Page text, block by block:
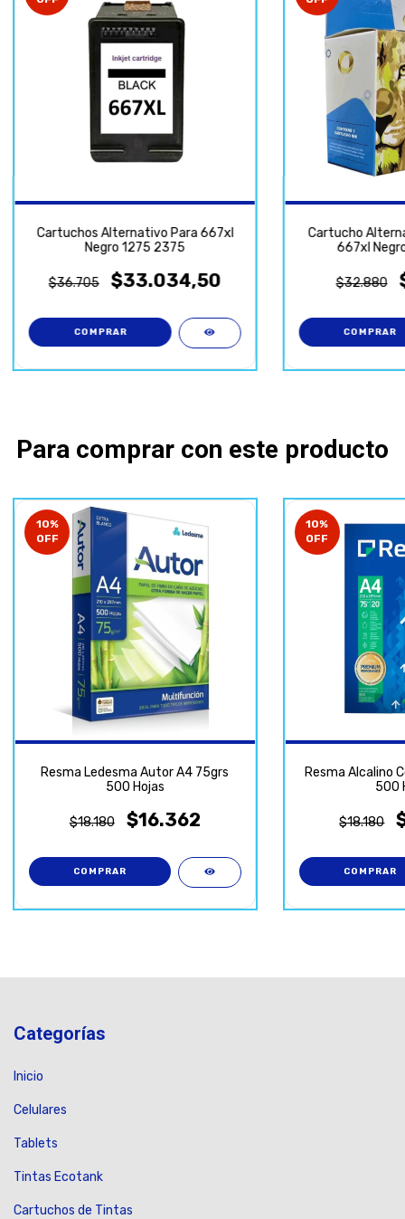
Cartuchos Alternativo Para 667xl
Negro 1275 2375
$36.705 $33.034,50
Cartucho
667xl
$32.880
Para comprar con este producto
10%
OFF
Resma Ledesma Autor A4 75grs
500 Hojas
$18.180 $16.362
10%
OFF
Resma Alcalino
500
$18.180
Categorías
Inicio
Celulares
Tablets
Tintas Ecotank
Cartuchos de Tintas